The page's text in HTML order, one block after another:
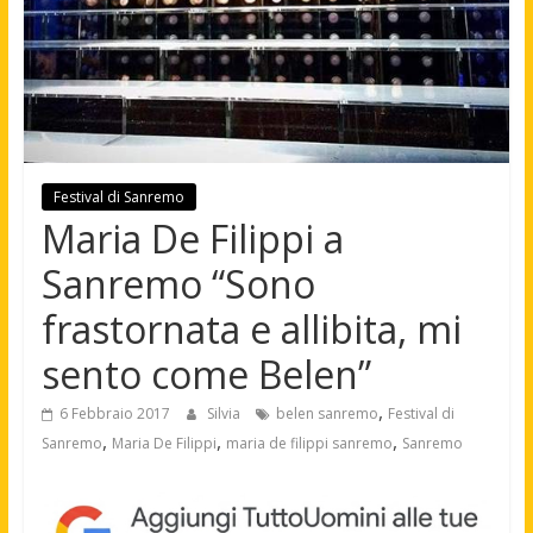
Festival di Sanremo
Maria De Filippi a
Sanremo “Sono
frastornata e allibita, mi
sento come Belen”
6 Febbraio 2017 Silvia belen sanremo, Festival di
Sanremo, Maria De Filippi, maria de filippi sanremo, Sanremo